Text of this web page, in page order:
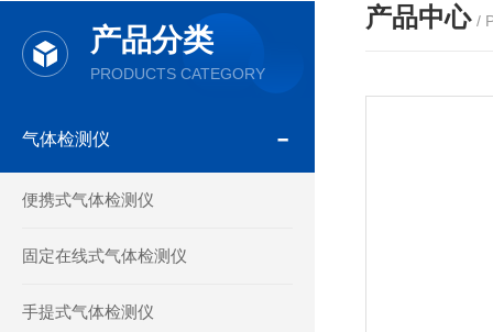
产品分类
PRODUCTS CATEGORY
气体检测仪
便携式气体检测仪
固定在线式气体检测仪
手提式气体检测仪
产品中心 /